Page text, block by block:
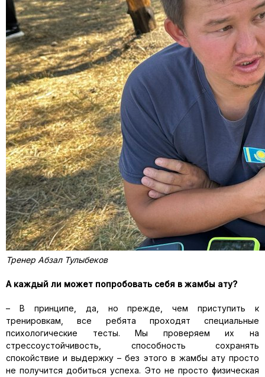
Тренер Абзал Тулыбеков
А каждый ли может попробовать себя в жамбы ату?
– В принципе,
да, но прежде, чем приступить к
тренировкам, все ребята проходят специальные
психологические тесты. Мы проверяем их на
стрессоустойчивость, способность сохранять
спокойствие и выдержку– без этого в жамбы атупросто
не получится добиться успеха. Это не просто физическая